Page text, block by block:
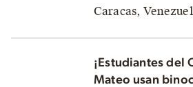
Caracas,
¡Estudiantes del
Mateo usan